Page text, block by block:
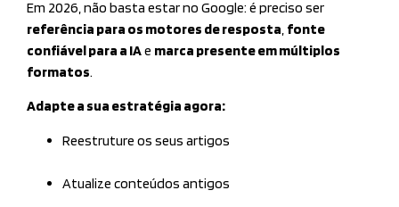
Em 2026, não basta estar no Google: é preciso ser
referência para os motores de resposta fonte
confiável para a IAe marca presente em múltiplos
formatos.
Adapte a sua estratégia agora:
Reestruture os seus artigos
Atualize conteúdos antigos